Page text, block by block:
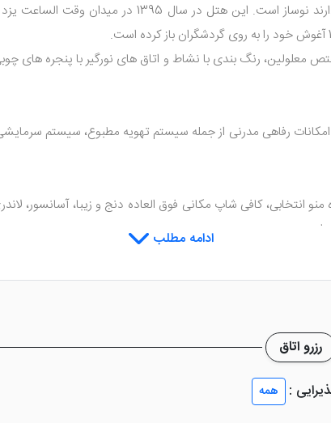
برخلاف دیگر هتل های سنتی که قدمتی بالا دارند
طراحی سنتی، دارای امکانات رفاهی مدرنی از جمله سیستم تهویه مطبوع،
منو انتخابی، کافی شاپ مکانی فوق العاده دنج و زیبا،
هدیه می دهد.
ادامه مطلب
رزرو اتاق
:
همه